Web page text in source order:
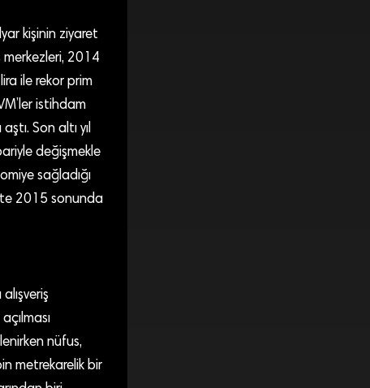
kişinin ziyaret
merkezleri, 2014
ile rekor prim
istihdam
Son altı yıl
değişmekle
sağladığı
2015 sonunda
nüfus,
metrekarelik bir